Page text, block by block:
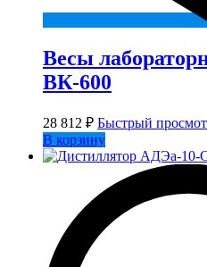
Весы
ВК-600
28 812 ₽ Быстрый
В корзину